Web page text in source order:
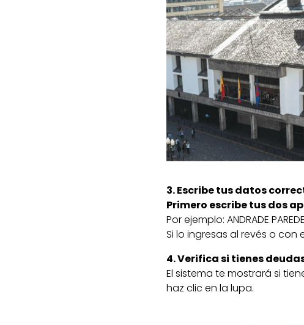
3. Escribe tus datos
Primero escribe tus dos
Por ejemplo: ANDRADE
Si lo ingresas al revés o con
4. Verifica si tienes
El sistema te mostrará si
haz clic en la lupa.